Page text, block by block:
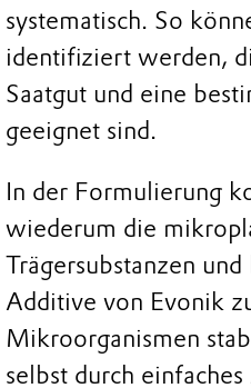
systematisch. So
identifiziert werden,
Saatgut und eine
geeignet sind.
In der Formulierung
wiederum die
Trägersubstanzen
Additive von Evonik
Mikroorganismen
selbst durch